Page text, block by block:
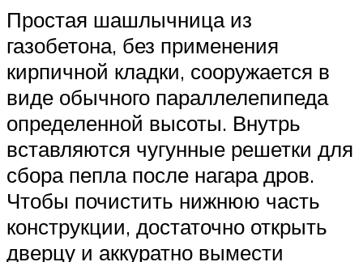
Простая шашлычница из
газобетона, без применения
кирпичной кладки, сооружается в
виде обычного параллелепипеда
определенной высоты. Внутрь
вставляются чугунные решетки для
сбора пепла после нагара дров.
Чтобы почистить нижнюю часть
конструкции, достаточно открыть
дверцу и аккуратно вымести